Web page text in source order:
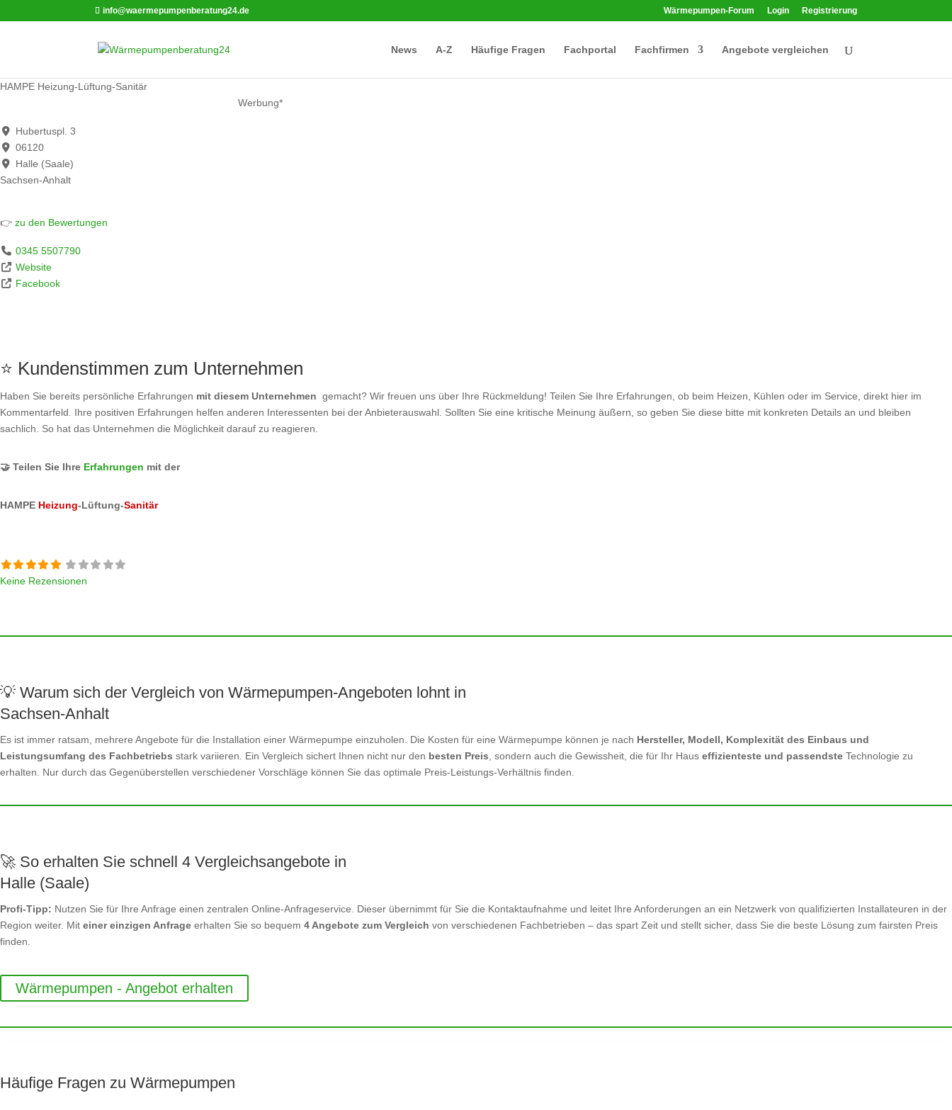
info@waermepumpenberatung24.de Wärmepumpen-Forum Login Registrierung
News A-Z Häufige Fragen Fachportal Fachfirmen Angebote vergleichen
HAMPE Heizung-Lüftung-Sanitär
Werbung*
Hubertuspl. 3
06120
Halle (Saale)
Sachsen-Anhalt
👉 zu den Bewertungen
0345 5507790
Website
Facebook
⭐ Kundenstimmen zum Unternehmen
Haben Sie bereits persönliche Erfahrungen mit diesem Unternehmen gemacht? Wir freuen uns über Ihre Rückmeldung! Teilen Sie Ihre Erfahrungen, ob beim Heizen, Kühlen oder im Service, direkt hier im
Kommentarfeld. Ihre positiven Erfahrungen helfen anderen Interessenten bei der Anbieterauswahl. Sollten Sie eine kritische Meinung äußern, so geben Sie diese bitte mit konkreten Details an und bleiben
sachlich. So hat das Unternehmen die Möglichkeit darauf zu reagieren.
🤝 Teilen Sie Ihre Erfahrungen mit der
HAMPE Heizung-Lüftung-Sanitär
Keine Rezensionen
💡 Warum sich der Vergleich von Wärmepumpen-Angeboten lohnt in
Sachsen-Anhalt
Es ist immer ratsam, mehrere Angebote für die Installation einer Wärmepumpe einzuholen. Die Kosten für eine Wärmepumpe können je nach Hersteller, Modell, Komplexität des Einbaus und
Leistungsumfang des Fachbetriebs stark variieren. Ein Vergleich sichert Ihnen nicht nur den besten Preis, sondern auch die Gewissheit, die für Ihr Haus effizienteste und passendste Technologie zu
erhalten. Nur durch das Gegenüberstellen verschiedener Vorschläge können Sie das optimale Preis-Leistungs-Verhältnis finden.
🚀 So erhalten Sie schnell 4 Vergleichsangebote in
Halle (Saale)
Profi-Tipp: Nutzen Sie für Ihre Anfrage einen zentralen Online-Anfrageservice. Dieser übernimmt für Sie die Kontaktaufnahme und leitet Ihre Anforderungen an ein Netzwerk von qualifizierten Installateuren in der
Region weiter. Mit einer einzigen Anfrage erhalten Sie so bequem 4 Angebote zum Vergleich von verschiedenen Fachbetrieben – das spart Zeit und stellt sicher, dass Sie die beste Lösung zum fairsten Preis
finden.
Wärmepumpen - Angebot erhalten
Häufige Fragen zu Wärmepumpen